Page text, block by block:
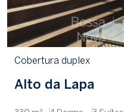
Cobertura duplex
Alto da Lapa